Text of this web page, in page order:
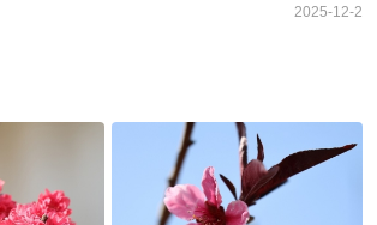
2025-12-2